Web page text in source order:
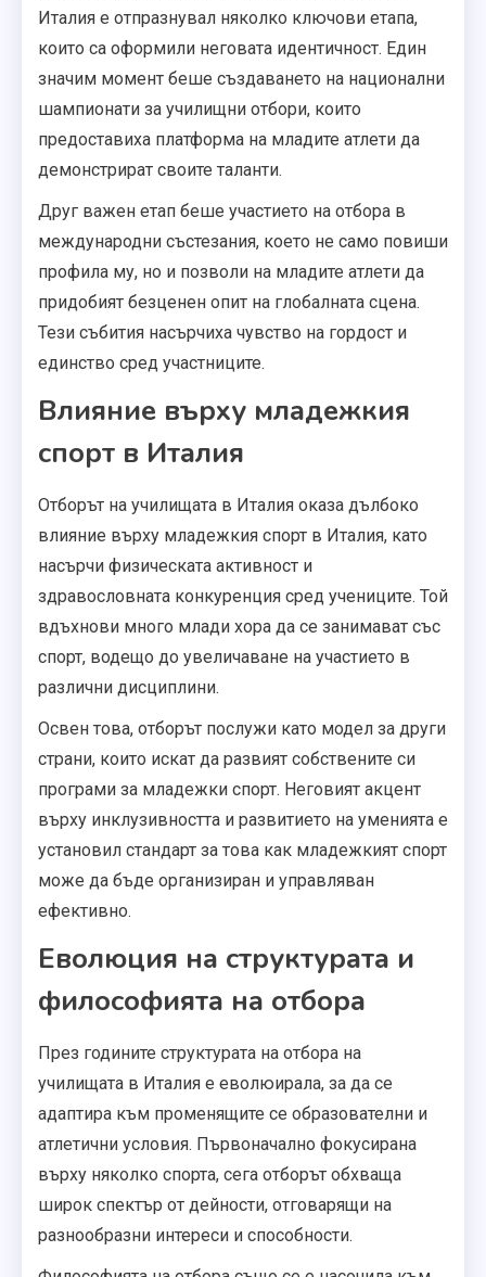
Италия е отпразнувал няколко ключови етапа,
които са оформили неговата идентичност. Един
значим момент беше създаването на национални
шампионати за училищни отбори, които
предоставиха платформа на младите атлети да
демонстрират своите таланти.
Друг важен етап беше участието на отбора в
международни състезания, което не само повиши
профила му, но и позволи на младите атлети да
придобият безценен опит на глобалната сцена.
Тези събития насърчиха чувство на гордост и
единство сред участниците.
Влияние върху младежкия
спорт в Италия
Отборът на училищата в Италия оказа дълбоко
влияние върху младежкия спорт в Италия, като
насърчи физическата активност и
здравословната конкуренция сред учениците. Той
вдъхнови много млади хора да се занимават със
спорт, водещо до увеличаване на участието в
различни дисциплини.
Освен това, отборът послужи като модел за други
страни, които искат да развият собствените си
програми за младежки спорт. Неговият акцент
върху инклузивността и развитието на уменията е
установил стандарт за това как младежкият спорт
може да бъде организиран и управляван
ефективно.
Еволюция на структурата и
философията на отбора
През годините структурата на отбора на
училищата в Италия е еволюирала, за да се
адаптира към променящите се образователни и
атлетични условия. Първоначално фокусирана
върху няколко спорта, сега отборът обхваща
широк спектър от дейности, отговарящи на
разнообразни интереси и способности.